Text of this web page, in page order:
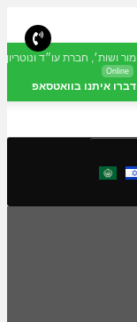
מור ושות׳, חברת עו״ד ונוטריון
Online
דברו איתנו בוואטסאפ